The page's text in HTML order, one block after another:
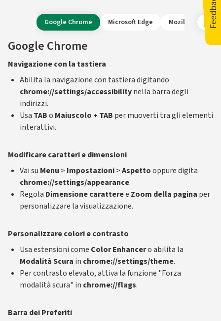
Google Chrome Microsoft Edge Mozilla Firefox
Google Chrome
Navigazione con la tastiera
Abilita la navigazione con tastiera digitando
chrome://settings/accessibilitynella barra degli
indirizzi.
Usa TABo Maiuscolo + TAB per muoverti tra gli elementi
interattivi.
Modificare caratteri e dimensioni
Vai su Menu > Impostazioni>Aspettooppure digita
chrome://settings/appearance.
Regola Dimensione caratteree Zoom della pagina per
personalizzare la visualizzazione.
Personalizzare colori e contrasto
Usa estensioni come Color Enhancero abilita la
Modalità Scura in chrome://settings/theme.
Per contrasto elevato, attiva la funzione "Forza
modalità scura" in chrome://flags.
Barra dei Preferiti